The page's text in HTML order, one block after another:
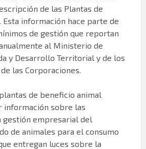
de las Plantas de
Esta información hace parte de
de gestión que reportan
al Ministerio de
y Desarrollo Territorial y de los
las Corporaciones.
de beneficio animal
información sobre las
gestión empresarial del
de animales para el consumo
entregan luces sobre la